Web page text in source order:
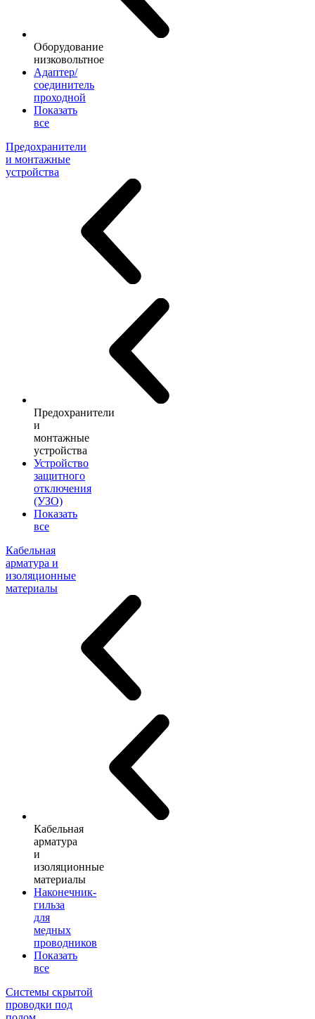
Оборудование
низковольтное
Адаптер/
соединитель
проходной
Показать
все
Предохранители
и монтажные
устройства
Предохранители
и
монтажные
устройства
Устройство
защитного
отключения
(УЗО)
Показать
все
Кабельная
арматура и
изоляционные
материалы
Кабельная
арматура
и
изоляционные
материалы
Наконечник-
гильза
для
медных
проводников
Показать
все
Системы скрытой
проводки под